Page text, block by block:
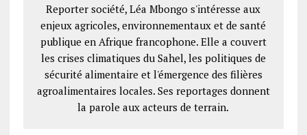
Reporter société, Léa Mbongo s'intéresse aux
enjeux agricoles, environnementaux et de santé
publique en Afrique francophone. Elle a couvert
les crises climatiques du Sahel, les politiques de
sécurité alimentaire et l'émergence des filières
agroalimentaires locales. Ses reportages donnent
la parole aux acteurs de terrain.